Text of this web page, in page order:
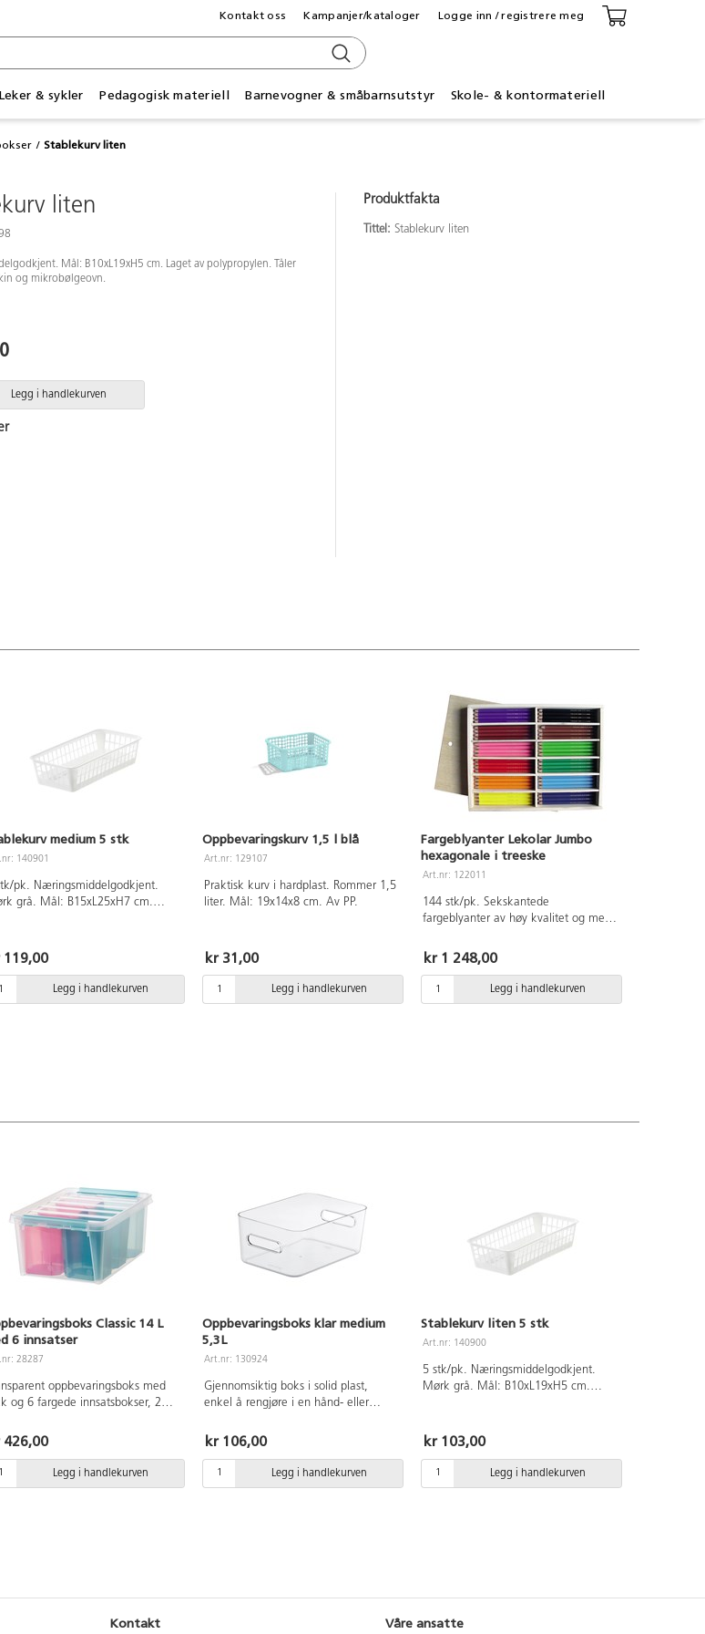
Leker & sykler Pedagogisk materiell Barnevogner & småbarnsutstyr Skole- & kontormateriell
Kontakt oss Kampanjer/kataloger Logge inn / registrere meg
Stablekurv liten
liten
Mål: B10xL19xH5 cm. Laget av polypropylen. Tåler
og mikrobølgeovn.
Legg i handlekurven
Produktfakta
Tittel: Stablekurv liten
medium 5 stk
140901
pk. Næringsmiddelgodkjent.
grå. Mål: B15xL25xH7 cm.
119,00
Legg i handlekurven
Oppbevaringskurv 1,5 l blå
Art.nr: 129107
Praktisk kurv i hardplast. Rommer 1,5
liter. Mål: 19x14x8 cm. Av PP.
kr 31,00
Legg i handlekurven
Fargeblyanter Lekolar Jumbo
hexagonale i treeske
Art.nr: 122011
144 stk/pk. Sekskantede
fargeblyanter av høy kvalitet og med
mm. Lengde175 mm, Ø10 mm.
Inneholder 12 av hver farge: gul,
oransje, rød, lilla, mørk rød, lyseblå,
blå, lysegrønn, grønn, brun, rosa og
kr 1 248,00
Legg i handlekurven
Classic 14 L
6 innsatser
28287
oppbevaringsboks med
og 6 fargede innsatsbokser, 2
av flere ting i samme
Av polypropylen. Mål:
cm.
426,00
Legg i handlekurven
Oppbevaringsboks klar medium
5,3L
Art.nr: 130924
Gjennomsiktig boks i solid plast,
enkel å rengjøre i en hånd- eller
hverandre. Av PP. Godkjent for mat.
Mål: B19,5xD29,5xH12 cm. Rommer
5,3 l. Lokk bestilles separat, se art nr
130925.
kr 106,00
Legg i handlekurven
Stablekurv liten 5 stk
Art.nr: 140900
5 stk/pk. Næringsmiddelgodkjent.
Mørk grå. Mål: B10xL19xH5 cm.
kr 103,00
Legg i handlekurven
Kontakt Våre ansatte